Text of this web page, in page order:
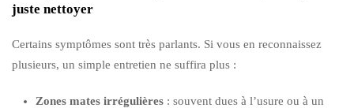
juste nettoyer
Certains symptômes sont très parlants. Si vous en reconnaissez
plusieurs, un simple entretien ne suffira plus :
Zones mates irrégulières : souvent dues à l’usure ou à un